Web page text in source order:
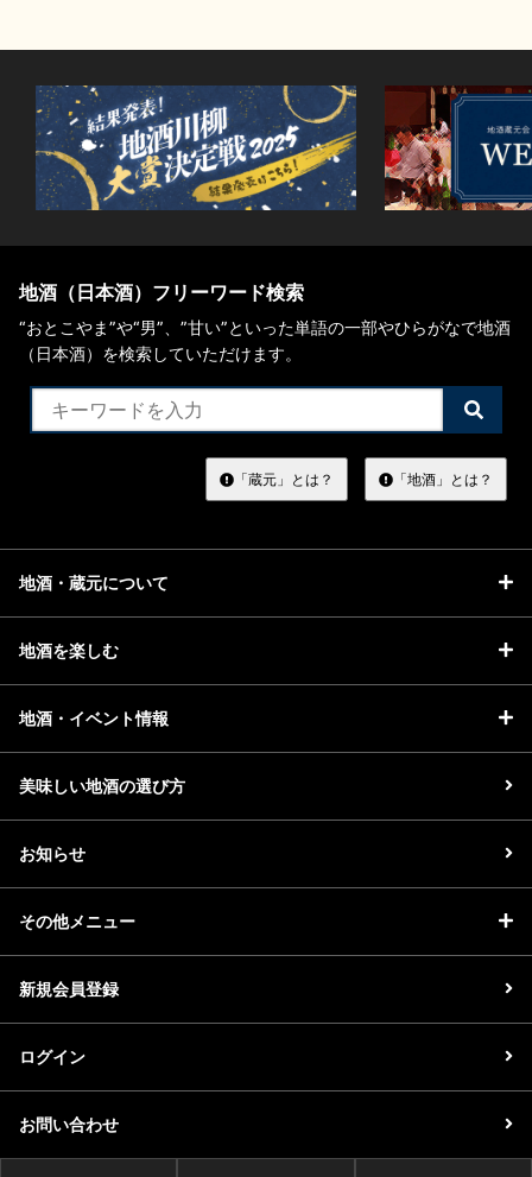
地酒（日本酒）フリーワード検索
“おとこやま”や“男”、”甘い”といった単語の一部やひらがなで地酒
（日本酒）を検索していただけます。
検
索
す
る
「蔵元」とは？ 「地酒」とは？
地酒・蔵元について
地酒を楽しむ
地酒・イベント情報
美味しい地酒の選び方
お知らせ
その他メニュー
新規会員登録
ログイン
お問い合わせ